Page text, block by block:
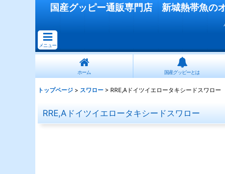
国産グッピー通販専門店 新城熱帯魚の
メニュー
ホーム 国産グッピーとは
トップページ > スワロー > RRE,Aドイツイエロータキシードスワロー
RRE,Aドイツイエロータキシードスワロー